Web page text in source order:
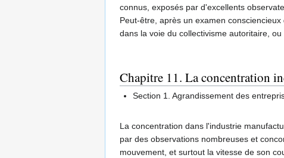
connus, exposés par d'excellents
Peut-être, après un examen
dans la voie du collectivisme autoritaire,
Chapitre 11. La concentration
Section 1. Agrandissement des
La concentration dans l'industrie
par des observations nombreuses et
mouvement, et surtout la vitesse de son